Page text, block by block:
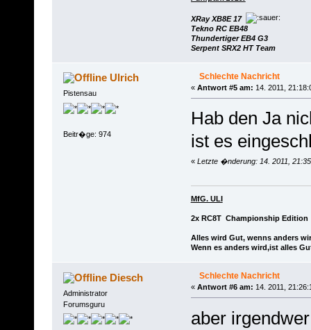
XRay XB8E 17
Tekno RC EB48
Thundertiger EB4 G3
Serpent SRX2 HT Team
Ulrich
Pistensau
Beitr�ge: 974
Schlechte Nachricht
« Antwort #5 am: 14. 2011,
Hab den Ja
ist es
« Letzte �nderung: 14. 2011,
MfG. ULI
2x RC8T Championship Edition
Alles wird Gut, wenns anders
Wenn es anders wird,ist alles
Diesch
Administrator
Forumsguru
Schlechte Nachricht
« Antwort #6 am: 14. 2011,
aber